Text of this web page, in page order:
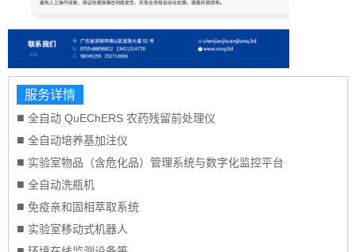
服务详情
■ 全自动 QuEChERS 农药残留前处理仪
■ 全自动培养基加注仪
■ 实验室物品（含危化品）管理系统与数字化监控平台
■ 全自动洗瓶机
■ 免疫亲和固相萃取系统
■ 实验室移动式机器人